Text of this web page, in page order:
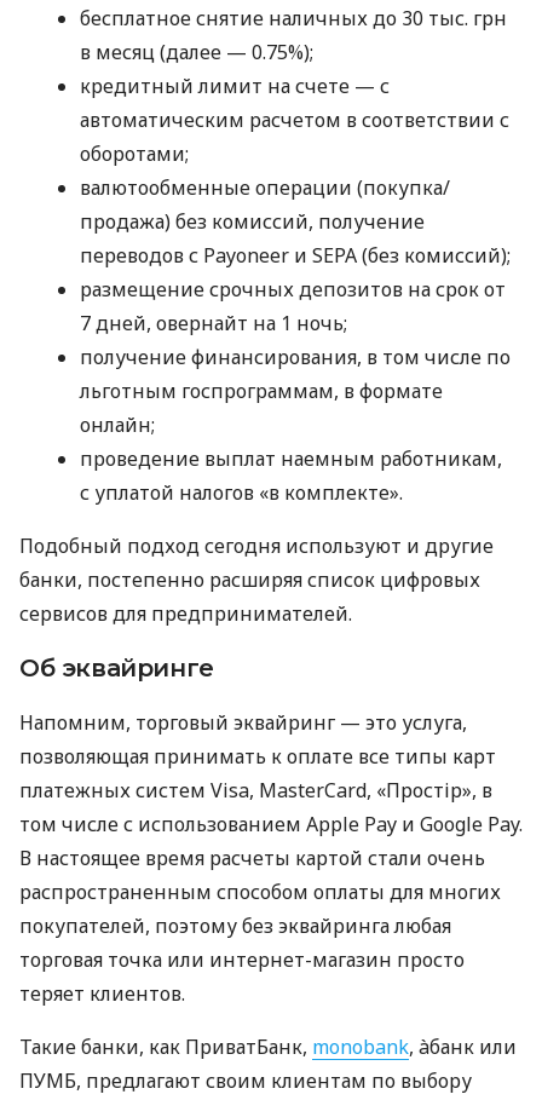
бесплатное снятие наличных до 30 тыс. грн
в месяц (далее — 0.75%);
кредитный лимит на счете — с
автоматическим расчетом в соответствии с
оборотами;
валютообменные операции (покупка/
продажа) без комиссий, получение
переводов с Payoneer и SEPA (без комиссий);
размещение срочных депозитов на срок от
7 дней, овернайт на 1 ночь;
получение финансирования, в том числе по
льготным госпрограммам, в формате
онлайн;
проведение выплат наемным работникам,
с уплатой налогов «в комплекте».
Подобный подход сегодня используют и другие
банки, постепенно расширяя список цифровых
сервисов для предпринимателей.
Об эквайринге
Напомним, торговый эквайринг — это услуга,
позволяющая принимать к оплате все типы карт
платежных систем Visa, MasterCard, «Простір», в
том числе с использованием Apple Pay и Google Pay.
В настоящее время расчеты картой стали очень
распространенным способом оплаты для многих
покупателей, поэтому без эквайринга любая
торговая точка или интернет-магазин просто
теряет клиентов.
Такие банки, как ПриватБанк, monobank, àбанк или
ПУМБ, предлагают своим клиентам по выбору